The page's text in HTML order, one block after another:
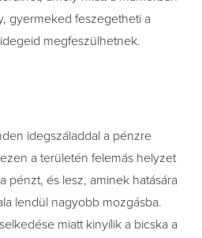
gyermeked feszegetheti a
megfeszülhetnek.
idegszáladdal a pénzre
a területén felemás helyzet
pénzt, és lesz, aminek hatására
lendül nagyobb mozgásba.
miatt kinyílik a bicska a